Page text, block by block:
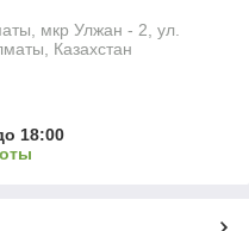
мкр Улжан - 2, ул.
Казахстан
18:00